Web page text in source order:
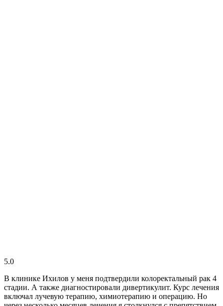
5.0
В клинике Ихилов у меня подтвердили колоректальный рак 4
стадии. А также диагностировали дивертикулит. Курс лечения
включал лучевую терапию, химиотерапию и операцию. Но